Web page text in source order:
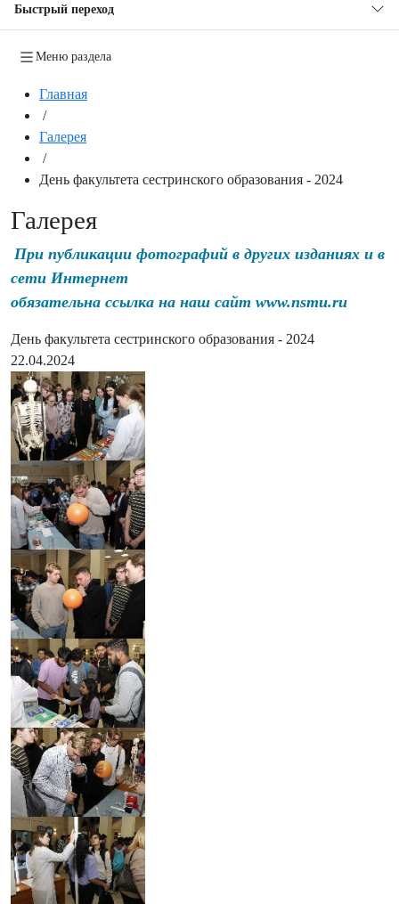
Быстрый переход
Меню раздела
Главная
/
Галерея
/
День факультета сестринского образования - 2024
Галерея
При публикации фотографий в других изданиях и в
сети Интернет
обязательна ссылка на наш сайт www.nsmu.ru
День факультета сестринского образования - 2024
22.04.2024